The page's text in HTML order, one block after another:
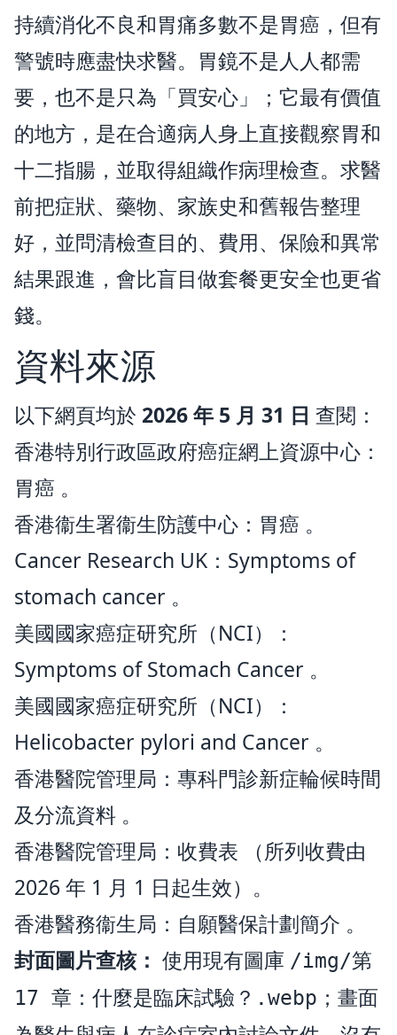
持續消化不良和胃痛多數不是胃癌，但有
警號時應盡快求醫。胃鏡不是人人都需
要，也不是只為「買安心」；它最有價值
的地方，是在合適病人身上直接觀察胃和
十二指腸，並取得組織作病理檢查。求醫
前把症狀、藥物、家族史和舊報告整理
好，並問清檢查目的、費用、保險和異常
結果跟進，會比盲目做套餐更安全也更省
錢。
資料來源
以下網頁均於 2026 年 5 月 31 日 查閱：
香港特別行政區政府癌症網上資源中心：
胃癌 。
香港衞生署衞生防護中心： 胃癌 。
Cancer Research UK： Symptoms of
stomach cancer 。
美國國家癌症研究所（NCI）：
Symptoms of Stomach Cancer 。
美國國家癌症研究所（NCI）：
Helicobacter pylori and Cancer 。
香港醫院管理局： 專科門診新症輪候時間
及分流資料 。
香港醫院管理局： 收費表 （所列收費由
2026 年 1 月 1 日起生效）。
香港醫務衞生局： 自願醫保計劃簡介 。
封面圖片查核： 使用現有圖庫 /img/第
17 章：什麼是臨床試驗？.webp ；畫面